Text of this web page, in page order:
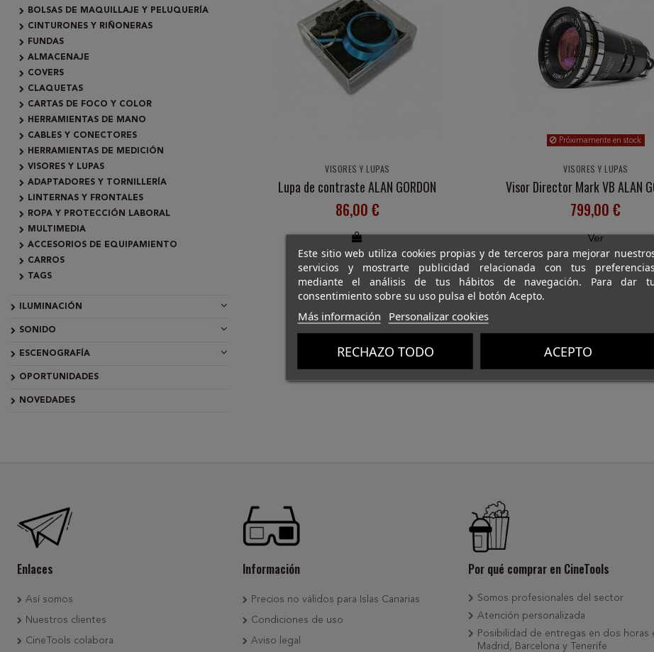
VISORES Y LUPAS
Lupa de contraste ALAN GORDON
86,00 €
Próximamente en stock
VISORES Y LUPAS
Visor Director Mark VB ALAN
799,00 €
Ver
BOLSAS DE MAQUILLAJE Y PELUQUERÍA
CINTURONES Y RIÑONERAS
FUNDAS
ALMACENAJE
COVERS
CLAQUETAS
CARTAS DE FOCO Y COLOR
HERRAMIENTAS DE MANO
CABLES Y CONECTORES
HERRAMIENTAS DE MEDICIÓN
VISORES Y LUPAS
ADAPTADORES Y TORNILLERÍA
LINTERNAS Y FRONTALES
ROPA Y PROTECCIÓN LABORAL
MULTIMEDIA
ACCESORIOS DE EQUIPAMIENTO
CARROS
TAGS
ILUMINACIÓN
SONIDO
ESCENOGRAFÍA
OPORTUNIDADES
NOVEDADES
Este sitio web utiliza cookies propias y de terceros para mejorar
servicios y mostrarte publicidad relacionada con tus preferencias
mediante el análisis de tus hábitos de navegación. Para dar
consentimiento sobre su uso pulsa el botón Acepto.
Más información Personalizar cookies
RECHAZO TODO ACEPTO
Enlaces
Así somos
Nuestros clientes
CineTools colabora
Información
Precios no válidos para Islas Canarias
Condiciones de uso
Aviso legal
Por qué comprar en CineTools
Somos profesionales del sector
Atención personalizada
Posibilidad de entregas en dos horas
Madrid, Barcelona y Tenerife